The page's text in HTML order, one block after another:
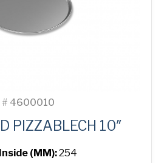
# 4600010
PIZZABLECH 10″
(MM):254